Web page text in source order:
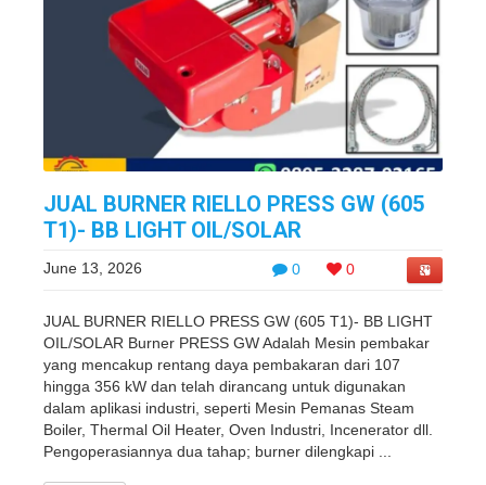
JUAL BURNER RIELLO PRESS GW (605
T1)- BB LIGHT OIL/SOLAR
0 0
June 13, 2026
JUAL BURNER RIELLO PRESS GW (605 T1)- BB LIGHT
OIL/SOLAR Burner PRESS GW Adalah Mesin pembakar
yang mencakup rentang daya pembakaran dari 107
hingga 356 kW dan telah dirancang untuk digunakan
dalam aplikasi industri, seperti Mesin Pemanas Steam
Boiler, Thermal Oil Heater, Oven Industri, Incenerator dll.
Pengoperasiannya dua tahap; burner dilengkapi ...